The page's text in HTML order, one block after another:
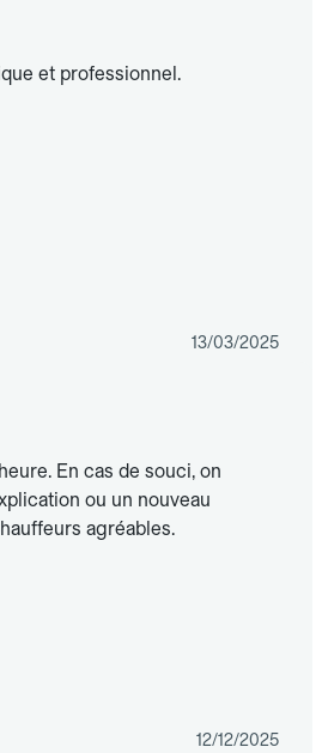
et professionnel.
13/03/2025
En cas de souci, on
ou un nouveau
agréables.
12/12/2025